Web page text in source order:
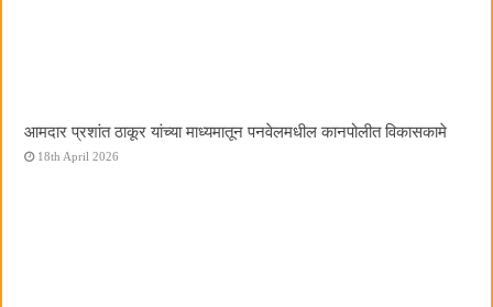
आमदार प्रशांत ठाकूर यांच्या माध्यमातून पनवेलमधील कानपोलीत विकासकामे
18th April 2026